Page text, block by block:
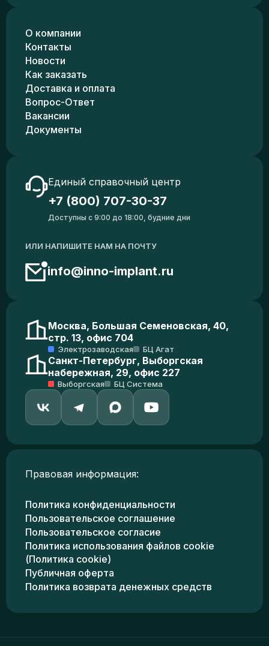
О компании
Контакты
Новости
Как заказать
Доставка и оплата
Вопрос-Ответ
Вакансии
Документы
Единый справочный центр
+7 (800) 707-30-37
Доступны с 9:00 до 18:00, будние дни
ИЛИ НАПИШИТЕ НАМ НА ПОЧТУ
info@inno-implant.ru
Москва, Большая Семеновская, 40,
стр. 13, офис 704
Электрозаводская БЦ Агат
Санкт-Петербург, Выборгская
набережная, 29, офис 227
Выборгская БЦ Система
Правовая информация:
Политика конфиденциальности
Пользовательское соглашение
Пользовательское согласие
Политика использования файлов cookie
(Политика cookie)
Публичная оферта
Политика возврата денежных средств